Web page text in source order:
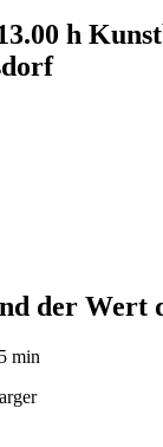
h
der Wert
min